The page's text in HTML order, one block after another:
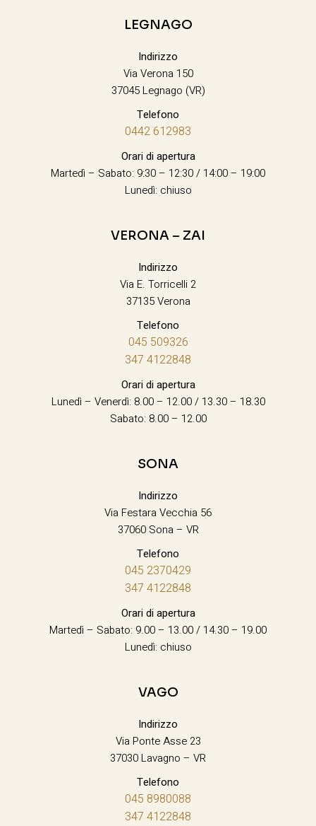
LEGNAGO
Indirizzo
Via Verona 150
37045 Legnago (VR)
Telefono
0442 612983
Orari di apertura
Martedì – Sabato: 9:30 – 12:30 / 14:00 – 19:00
Lunedì: chiuso
VERONA – ZAI
Indirizzo
Via E. Torricelli 2
37135 Verona
Telefono
045 509326
347 4122848
Orari di apertura
Lunedì – Venerdì: 8.00 – 12.00 / 13.30 – 18.30
Sabato: 8.00 – 12.00
SONA
Indirizzo
Via Festara Vecchia 56
37060 Sona – VR
Telefono
045 2370429
347 4122848
Orari di apertura
Martedì – Sabato: 9.00 – 13.00 / 14.30 – 19.00
Lunedì: chiuso
VAGO
Indirizzo
Via Ponte Asse 23
37030 Lavagno – VR
Telefono
045 8980088
347 4122848